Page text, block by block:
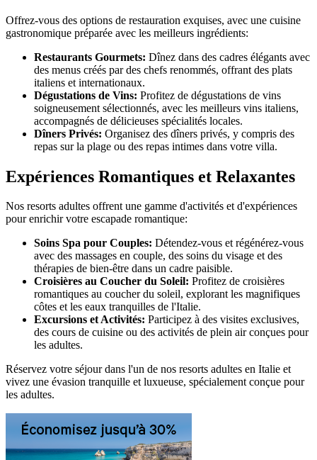
Offrez-vous des options de restauration exquises, avec une cuisine
gastronomique préparée avec les meilleurs ingrédients:
Restaurants Gourmets: Dînez dans des cadres élégants avec
des menus créés par des chefs renommés, offrant des plats
italiens et internationaux.
Dégustations de Vins: Profitez de dégustations de vins
soigneusement sélectionnés, avec les meilleurs vins italiens,
accompagnés de délicieuses spécialités locales.
Dîners Privés: Organisez des dîners privés, y compris des
repas sur la plage ou des repas intimes dans votre villa.
Expériences Romantiques et Relaxantes
Nos resorts adultes offrent une gamme d'activités et d'expériences
pour enrichir votre escapade romantique:
Soins Spa pour Couples: Détendez-vous et régénérez-vous
avec des massages en couple, des soins du visage et des
thérapies de bien-être dans un cadre paisible.
Croisières au Coucher du Soleil: Profitez de croisières
romantiques au coucher du soleil, explorant les magnifiques
côtes et les eaux tranquilles de l'Italie.
Excursions et Activités: Participez à des visites exclusives,
des cours de cuisine ou des activités de plein air conçues pour
les adultes.
Réservez votre séjour dans l'un de nos resorts adultes en Italie et
vivez une évasion tranquille et luxueuse, spécialement conçue pour
les adultes.